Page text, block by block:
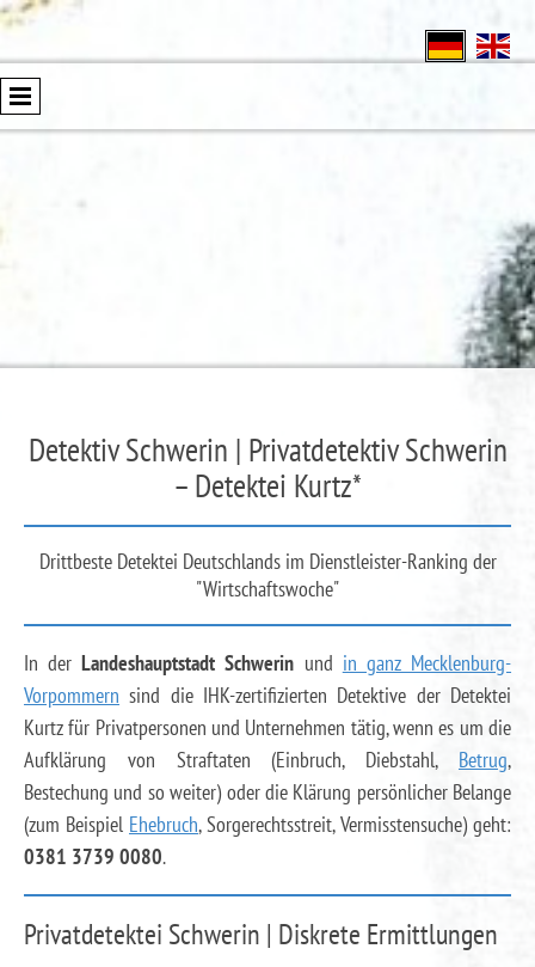
Detektiv Schwerin | Privatdetektiv Schwerin
– Detektei Kurtz*
Drittbeste Detektei Deutschlands im Dienstleister-Ranking der
"Wirtschaftswoche"
In derLandeshauptstadt Schwerin und in ganz Mecklenburg-
Vorpommern sind die IHK-zertifizierten Detektive der Detektei
Kurtz für Privatpersonen und Unternehmen tätig, wenn es um die
Aufklärung von Straftaten (Einbruch, Diebstahl, Betrug,
Bestechung und so weiter) oder die Klärung persönlicher Belange
(zum Beispiel Ehebruch, Sorgerechtsstreit, Vermisstensuche) geht:
0381 3739 0080.
Privatdetektei Schwerin | Diskrete Ermittlungen